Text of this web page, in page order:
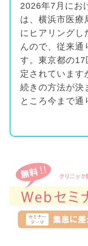
2026年7月にお
は、横浜市医療
にヒアリングし
んので、従来通
す。東京都の
定されています
続きの方法が決
ところ今まで通